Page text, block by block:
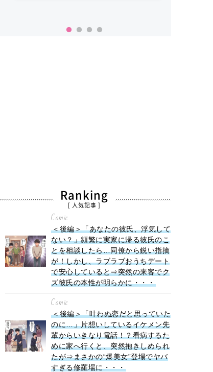
Ranking
[ 人気記事 ]
Comic
＜後編＞「あなたの彼氏、浮気して
ない？」頻繁に実家に帰る彼氏のこ
とを相談したら…同僚から鋭い指摘
が！しかし、ラブラブおうちデート
で安心していると⇒突然の来客でク
ズ彼氏の本性が明らかに・・・
Comic
＜後編＞「叶わぬ恋だと思っていた
のに…」片想いしているイケメン先
輩からいきなり電話！？看病するた
めに家へ行くと、突然抱きしめられ
たが⇒まさかの“爆美女”登場でヤバ
すぎる修羅場に・・・